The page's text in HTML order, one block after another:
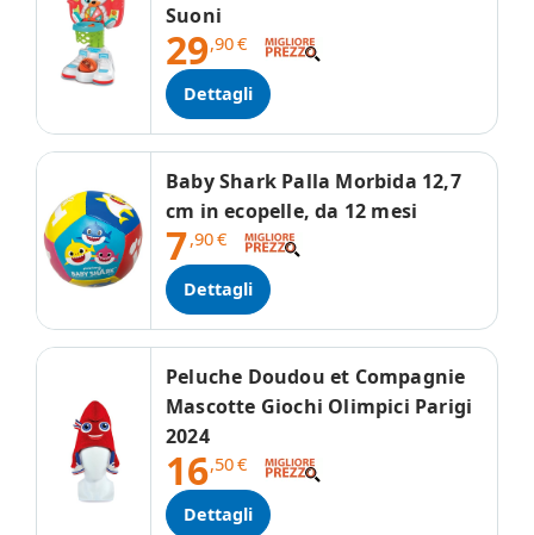
Suoni
29,90€
Dettagli
Baby Shark Palla Morbida 12,7
cm in ecopelle, da 12 mesi
7,90€
Dettagli
Peluche Doudou et Compagnie
Mascotte Giochi Olimpici Parigi
2024
16,50€
Dettagli